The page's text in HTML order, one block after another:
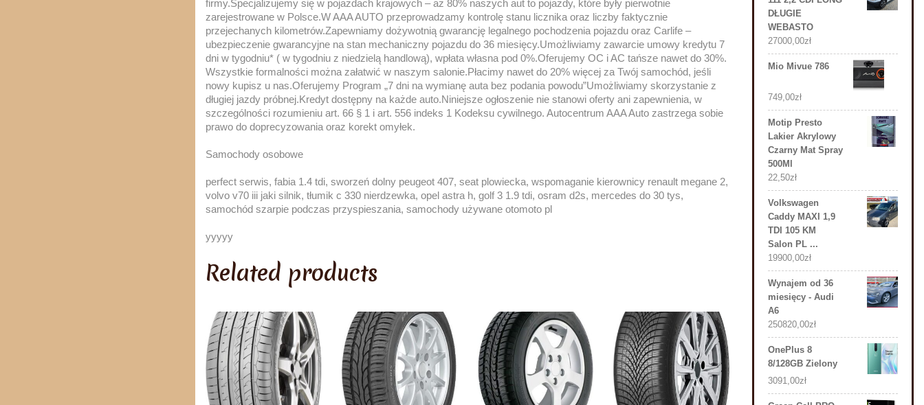
firmy.Specjalizujemy się w pojazdach krajowych – aż 80% naszych aut to pojazdy, które były pierwotnie
zarejestrowane w Polsce.W AAA AUTO przeprowadzamy kontrolę stanu licznika oraz liczby faktycznie
przejechanych kilometrów.Zapewniamy dożywotnią gwarancję legalnego pochodzenia pojazdu oraz Carlife –
ubezpieczenie gwarancyjne na stan mechaniczny pojazdu do 36 miesięcy.Umożliwiamy zawarcie umowy kredytu 7
dni w tygodniu* ( w tygodniu z niedzielą handlową), wpłata własna pod 0%.Oferujemy OC i AC tańsze nawet do 30%.
Wszystkie formalności można załatwić w naszym salonie.Płacimy nawet do 20% więcej za Twój samochód, jeśli
nowy kupisz u nas.Oferujemy Program „7 dni na wymianę auta bez podania powodu”Umożliwiamy skorzystanie z
długiej jazdy próbnej.Kredyt dostępny na każde auto.Niniejsze ogłoszenie nie stanowi oferty ani zapewnienia, w
szczególności rozumieniu art. 66 § 1 i art. 556 indeks 1 Kodeksu cywilnego. Autocentrum AAA Auto zastrzega sobie
prawo do doprecyzowania oraz korekt omyłek.
Samochody osobowe
perfect serwis, fabia 1.4 tdi, sworzeń dolny peugeot 407, seat plowiecka, wspomaganie kierownicy renault megane 2,
volvo v70 iii jaki silnik, tłumik c 330 nierdzewka, opel astra h, golf 3 1.9 tdi, osram d2s, mercedes do 30 tys,
samochód szarpie podczas przyspieszania, samochody używane otomoto pl
yyyyy
Related products
DŁUGIE
WEBASTO
27000,00zł
Mio Mivue 786
749,00zł
Motip Presto
Lakier Akrylowy
Czarny Mat Spray
500Ml
22,50zł
Volkswagen
Caddy MAXI 1,9
TDI 105 KM
Salon PL ...
19900,00zł
Wynajem od 36
miesięcy - Audi
A6
250820,00zł
OnePlus 8
8/128GB Zielony
3091,00zł